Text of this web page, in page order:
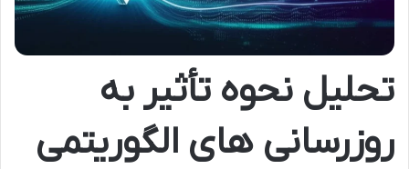
تحلیل نحوه تأثیر به
روزرسانی های الگوریتمی